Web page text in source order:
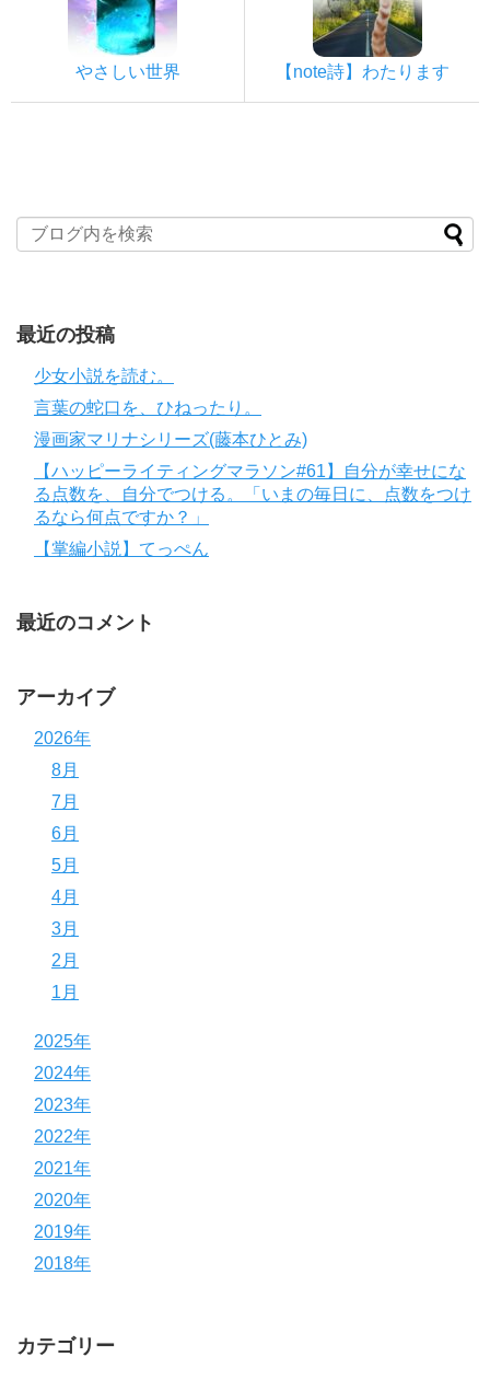
やさしい世界 【note詩】わたります
最近の投稿
少女小説を読む。
言葉の蛇口を、ひねったり。
漫画家マリナシリーズ(藤本ひとみ)
【ハッピーライティングマラソン#61】自分が幸せにな
る点数を、自分でつける。「いまの毎日に、点数をつけ
るなら何点ですか？」
【掌編小説】てっぺん
最近のコメント
アーカイブ
2026年
8月
7月
6月
5月
4月
3月
2月
1月
2025年
2024年
2023年
2022年
2021年
2020年
2019年
2018年
カテゴリー